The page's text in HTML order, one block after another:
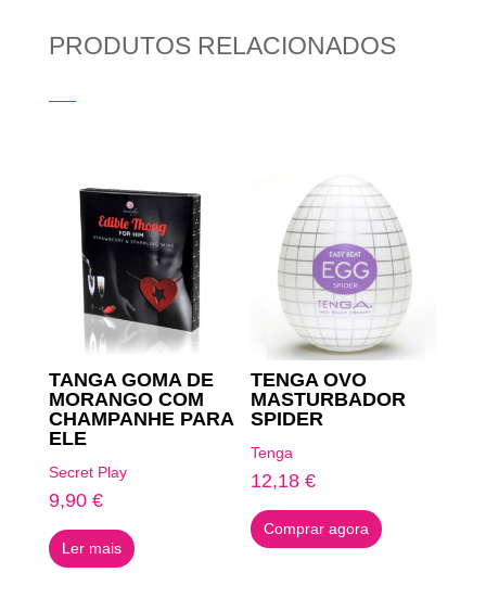
PRODUTOS RELACIONADOS
TANGA GOMA DE
MORANGO COM
CHAMPANHE PARA
ELE
Secret Play
9,90 €
Ler mais
TENGA OVO
MASTURBADOR
SPIDER
Tenga
12,18€
Comprar agora